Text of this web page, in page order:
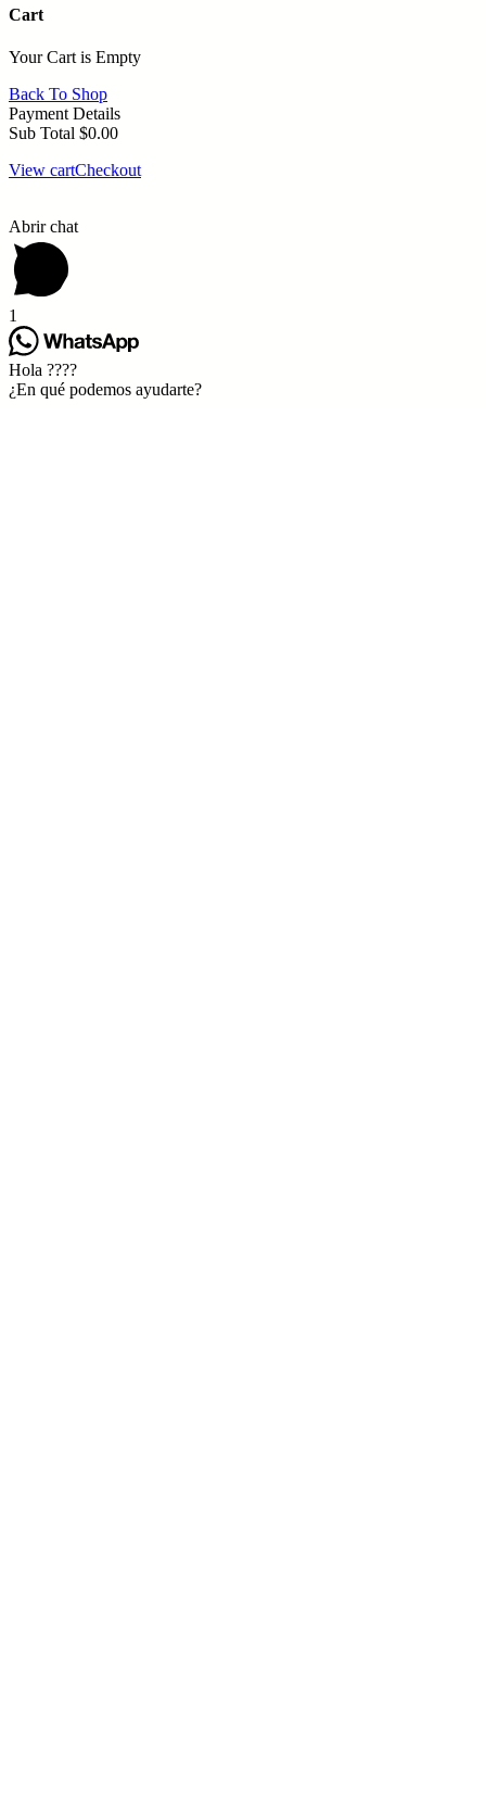
Cart
Your Cart is Empty
Back To Shop
Payment Details
Sub Total $0.00
View cartCheckout
Abrir chat
1
Hola ????
¿En qué podemos ayudarte?